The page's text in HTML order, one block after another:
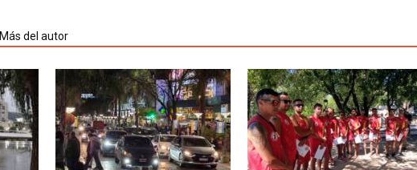
Más del autor